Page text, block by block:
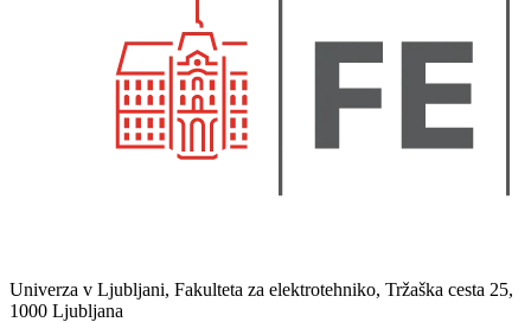
Univerza v Ljubljani, Fakulteta za elektrotehniko, Tržaška cesta 25,
1000 Ljubljana